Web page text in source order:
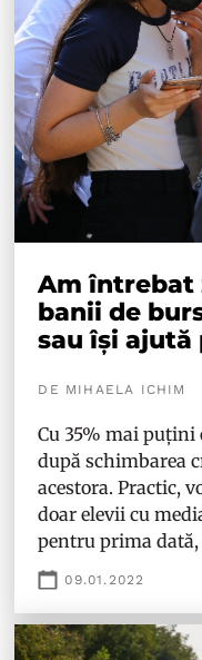
Am întrebat
banii de
sau își
DE MIHAELA ICHIM
Cu 35% mai puțini
după schimbarea
acestora. Practic,
doar elevii cu
pentru prima
09.01.2022